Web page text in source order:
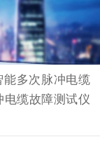
能多次脉冲电缆
电缆故障测试仪